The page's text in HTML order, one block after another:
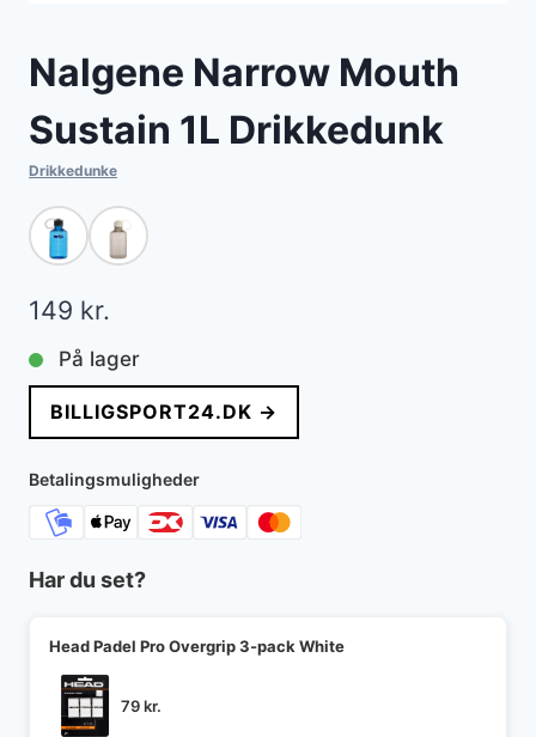
Nalgene Narrow Mouth
Sustain 1L Drikkedunk
Drikkedunke
149 kr.
På lager
BILLIGSPORT24.DK →
Betalingsmuligheder
Har du set?
Head Padel Pro Overgrip 3-pack White
79kr.